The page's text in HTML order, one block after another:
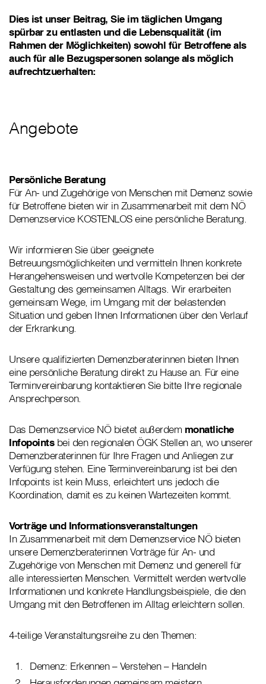
Dies ist unser Beitrag, Sie im täglichen Umgang
spürbar zu entlasten und die Lebensqualität (im
Rahmen der Möglichkeiten) sowohl für Betroffene als
auch für alle Bezugspersonen solange als möglich
aufrechtzuerhalten:
Angebote
Persönliche Beratung
Für An- und Zugehörige von Menschen mit Demenz sowie
für Betroffene bieten wir in Zusammenarbeit mit dem NÖ
Demenzservice KOSTENLOS eine persönliche Beratung.
Wir informieren Sie über geeignete
Betreuungsmöglichkeiten und vermitteln Ihnen konkrete
Herangehensweisen und wertvolle Kompetenzen bei der
Gestaltung des gemeinsamen Alltags. Wir erarbeiten
gemeinsam Wege, im Umgang mit der belastenden
Situation und geben Ihnen Informationen über den Verlauf
der Erkrankung.
Unsere qualifizierten Demenzberaterinnen bieten Ihnen
eine persönliche Beratung direkt zu Hause an. Für eine
Terminvereinbarung kontaktieren Sie bitte Ihre regionale
Ansprechperson.
Das Demenzservice NÖ bietet außerdem monatliche
Infopointsbei den regionalen ÖGK Stellen an, wo unserer
Demenzberaterinnen für Ihre Fragen und Anliegen zur
Verfügung stehen. Eine Terminvereinbarung ist bei den
Infopoints ist kein Muss, erleichtert uns jedoch die
Koordination, damit es zu keinen Wartezeiten kommt.
Vorträge und Informationsveranstaltungen
In Zusammenarbeit mit dem Demenzservice NÖ bieten
unsere Demenzberaterinnen Vorträge für An- und
Zugehörige von Menschen mit Demenz und generell für
alle interessierten Menschen. Vermittelt werden wertvolle
Informationen und konkrete Handlungsbeispiele, die den
Umgang mit den Betroffenen im Alltag erleichtern sollen.
4-teilige Veranstaltungsreihe zu den Themen:
Demenz: Erkennen – Verstehen – Handeln